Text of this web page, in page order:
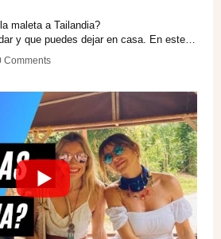
maleta a Tailandia?
y que puedes dejar en casa. En este
para los trekkings en la selva.
3Times Tailandia:
viaje-a-tailandia/
Tailandia con niños":
friendly.com/blog/tailandia-
turismo-responsable-
Comments